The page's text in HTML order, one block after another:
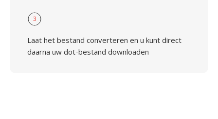
3
Laat het bestand converteren en u kunt direct
daarna uw dot-bestand downloaden